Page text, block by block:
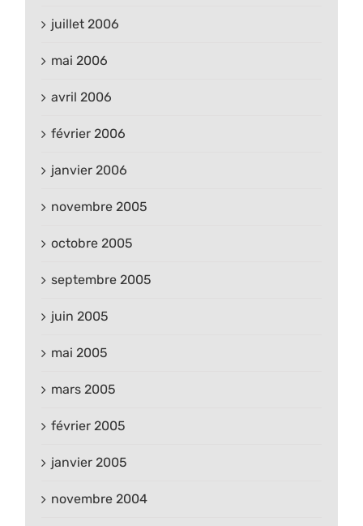
juillet 2006
mai 2006
avril 2006
février 2006
janvier 2006
novembre 2005
octobre 2005
septembre 2005
juin 2005
mai 2005
mars 2005
février 2005
janvier 2005
novembre 2004